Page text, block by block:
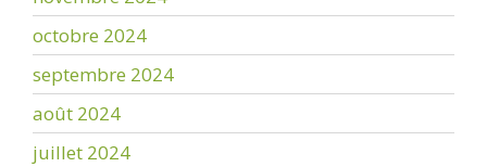
octobre 2024
septembre 2024
août 2024
juillet 2024